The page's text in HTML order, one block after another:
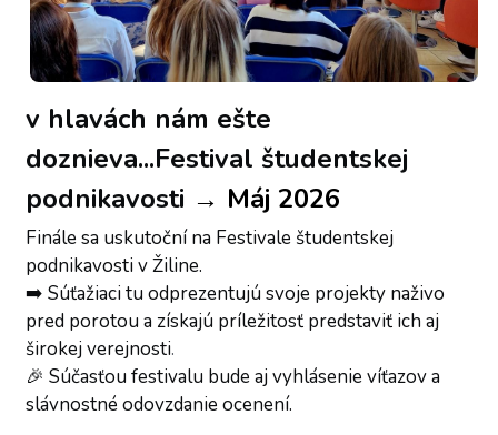
v hlavách nám ešte
doznieva...Festival študentskej
podnikavosti → Máj 2026
Finále sa uskutoční na Festivale študentskej
podnikavosti v Žiline.
➡️ Súťažiaci tu odprezentujú svoje projekty naživo
pred porotou a získajú príležitosť predstaviť ich aj
širokej verejnosti.
🎉 Súčasťou festivalu bude aj vyhlásenie víťazov a
slávnostné odovzdanie ocenení.